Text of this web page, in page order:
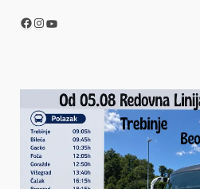
Facebook
Instagram
YouTube